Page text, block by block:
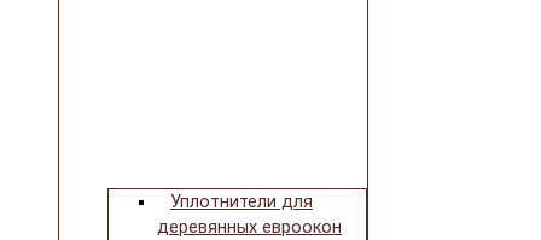
Уплотнители для
деревянных евроокон